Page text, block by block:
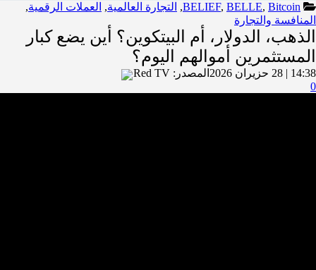
BELIEF, BELLE, Bitcoin
, التجارة العالمية, العملات الرقمية,
المنافسة والتجارة
الذهب، الدولار، أم البيتكوين؟ أين يضع كبار
المستثمرين أموالهم اليوم؟
14:38 | 28 حزيران 2026 المصدر: Red TV
0